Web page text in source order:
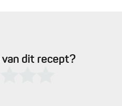
van dit recept?